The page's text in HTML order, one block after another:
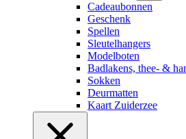
Cadeaubonnen
Geschenk
Spellen
Sleutelhangers
Modelboten
Badlakens, thee- &
Sokken
Deurmatten
Kaart Zuiderzee